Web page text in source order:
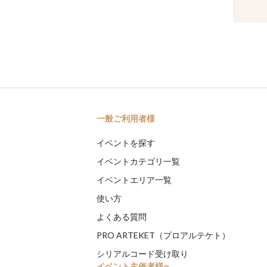
一般ご利用者様
イベントを探す
イベントカテゴリ一覧
イベントエリア一覧
使い方
よくある質問
PRO ARTEKET（プロアルテケト）
シリアルコード受け取り